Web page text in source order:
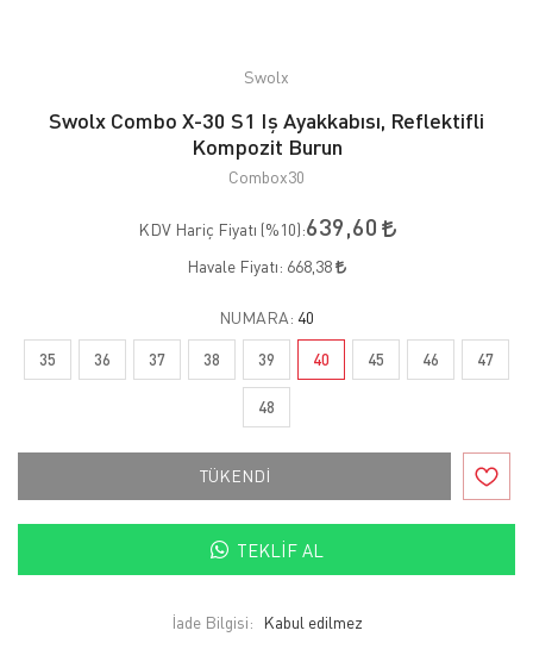
Swolx
Swolx Combo X-30 S1 Iş Ayakkabısı, Reflektifli
Kompozit Burun
Combox30
KDV Hariç Fiyatı (%10):639,60
Havale Fiyatı: 668,38
NUMARA: 40
35 36 37 38 39 40 45 46 47
48
TÜKENDİ
TEKLIF AL
İade Bilgisi: